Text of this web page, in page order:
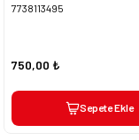
7738113495
750,00 ₺
Sepete Ekle